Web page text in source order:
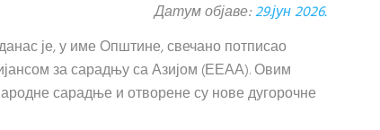
Датум објаве:29.јун 2026.
је, у име Општине, свечано потписао
за сарадњу са Азијом (ЕЕАА). Овим
сарадње и отворене су нове дугорочне